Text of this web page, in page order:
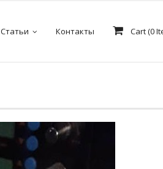
Статьи Контакты Cart (0